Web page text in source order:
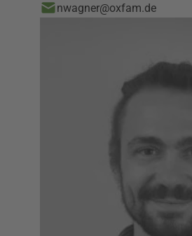
nwagner@oxfam.de